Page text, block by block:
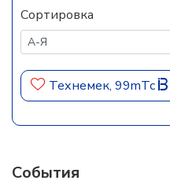
Сортировка
Технемек, 99mTc
События